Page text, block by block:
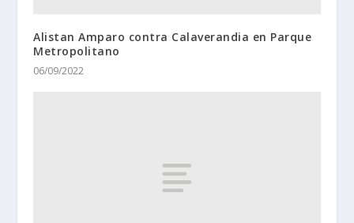
Alistan Amparo contra Calaverandia en Parque
Metropolitano
06/09/2022